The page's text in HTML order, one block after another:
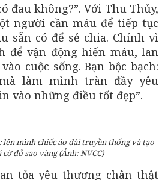
đau không?”. Với Thu Thủy,
người cần máu để tiếp tục
sẵn có để sẻ chia. Chính vì
để vận động hiến máu, lan
cuộc sống. Bạn bộc bạch:
làm mình tràn đầy yêu
vào những điều tốt đẹp”.
lên mình chiếc áo dài truyền thống và tạo
đỏ sao vàng (Ảnh: NVCC)
tỏa yêu thương chân thật